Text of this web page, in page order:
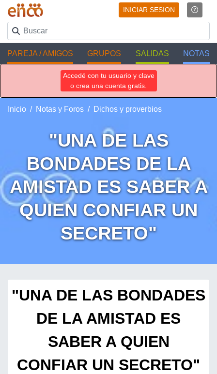
INICIAR SESION
PAREJA / AMIGOS GRUPOS SALIDAS NOTAS
Accedé con tu usuario y clave
o crea una cuenta gratis.
Inicio Notas y Foros Dichos y proverbios
"UNA DE LAS
BONDADES DE LA
AMISTAD ES SABER A
QUIEN CONFIAR UN
SECRETO"
"UNA DE LAS BONDADES
DE LA AMISTAD ES
SABER A QUIEN
CONFIAR UN SECRETO"